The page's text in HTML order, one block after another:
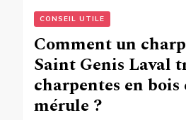
CONSEIL UTILE
Comment un
Saint Genis Laval
charpentes en
mérule ?